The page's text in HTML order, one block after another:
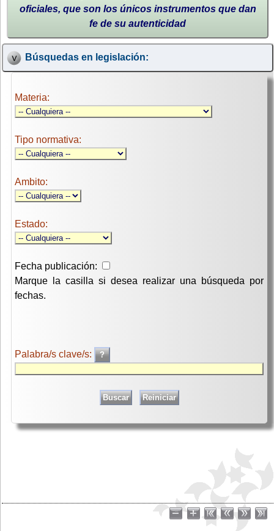
oficiales, que son los únicos instrumentos que dan
fe de su autenticidad
Búsquedas en legislación:
Materia:
Tipo normativa:
Ambito:
Estado:
Fecha publicación:
Marque la casilla si desea realizar una búsqueda por
fechas.
Palabra/s clave/s: